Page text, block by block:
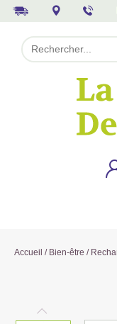
Accueil / Bien-être /